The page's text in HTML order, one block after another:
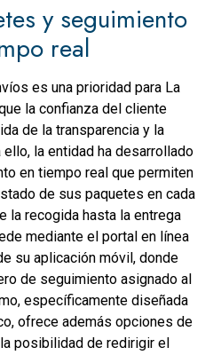
y seguimiento
real
es una prioridad para La
la confianza del cliente
de la transparencia y la
la entidad ha desarrollado
en tiempo real que permiten
de sus paquetes en cada
la recogida hasta la entrega
mediante el portal en línea
su aplicación móvil, donde
de seguimiento asignado al
específicamente diseñada
ofrece además opciones de
posibilidad de redirigir el